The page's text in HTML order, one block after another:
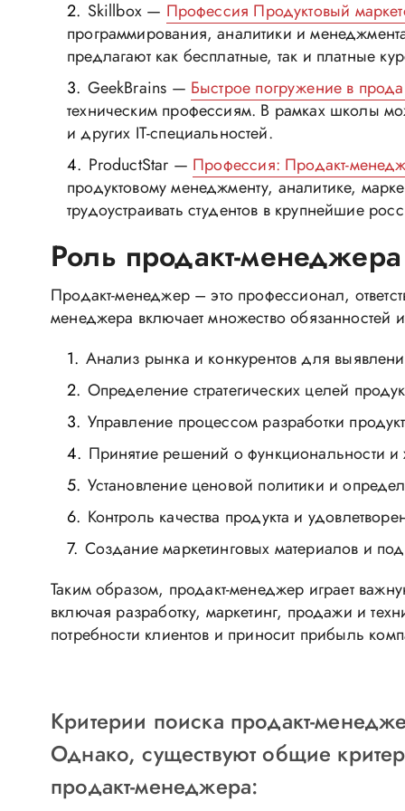
Skillbox — Профессия Продуктовый
программирования, аналитики и
предлагают как бесплатные, так и платные
GeekBrains — Быстрое погружение в
техническим профессиям. В рамках школы
и других IT-специальностей.
ProductStar — Профессия: Продакт-
продуктовому менеджменту, аналитике,
трудоустраивать студентов в крупнейшие
Роль продакт-менеджера
Продакт-менеджер – это профессионал,
менеджера включает множество обязанностей
Анализ рынка и конкурентов для
Определение стратегических целей
Управление процессом разработки
Принятие решений о функциональности и
Установление ценовой политики и
Контроль качества продукта и
Создание маркетинговых материалов и
Таким образом, продакт-менеджер играет
включая разработку, маркетинг, продажи и
потребности клиентов и приносит прибыль
Критерии поиска продакт-
Однако, существуют общие
продакт-менеджера: